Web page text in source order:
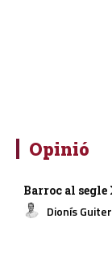
Opinió
Barroc al segle
Dionís